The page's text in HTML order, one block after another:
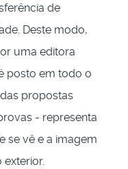
de
Deste modo,
uma editora
posto em todo o
propostas
- representa
se vê e a imagem